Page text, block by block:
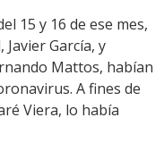
15 y 16 de ese mes,
García, y
Mattos, habían
A fines de
Viera, lo había